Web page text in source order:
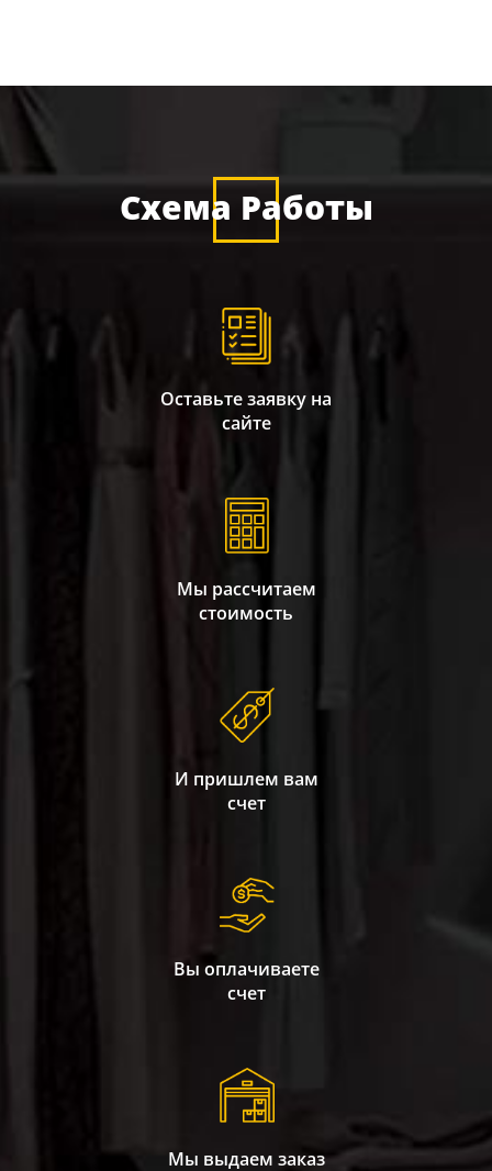
Схема Работы
Оставьте заявку на
сайте
Мы рассчитаем
стоимость
И пришлем вам
счет
Вы оплачиваете
счет
Мы выдаем заказ